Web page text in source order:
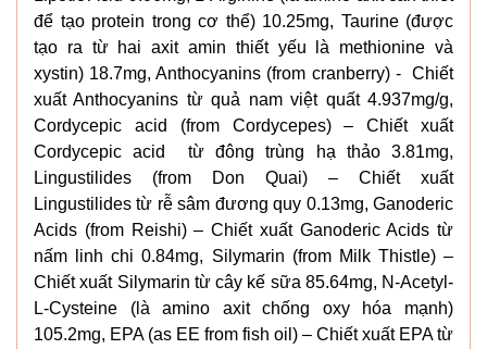
để tạo protein trong cơ thể) 10.25mg, Taurine (được
tạo ra từ hai axit amin thiết yếu là methionine và
xystin) 18.7mg, Anthocyanins (from cranberry) - Chiết
xuất Anthocyanins từ quả nam việt quất 4.937mg/g,
Cordycepic acid (from Cordycepes) – Chiết xuất
Cordycepic acid từ đông trùng hạ thảo 3.81mg,
Lingustilides (from Don Quai) – Chiết xuất
Lingustilides từ rễ sâm đương quy 0.13mg, Ganoderic
Acids (from Reishi) – Chiết xuất Ganoderic Acids từ
nấm linh chi 0.84mg, Silymarin (from Milk Thistle) –
Chiết xuất Silymarin từ cây kế sữa 85.64mg, N-Acetyl-
L-Cysteine (là amino axit chống oxy hóa mạnh)
105.2mg, EPA (as EE from fish oil) – Chiết xuất EPA từ